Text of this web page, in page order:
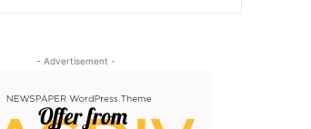
- Advertisement -